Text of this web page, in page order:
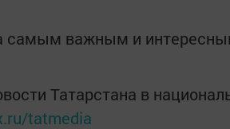
самым важным и
Татарстана в
tatmedia